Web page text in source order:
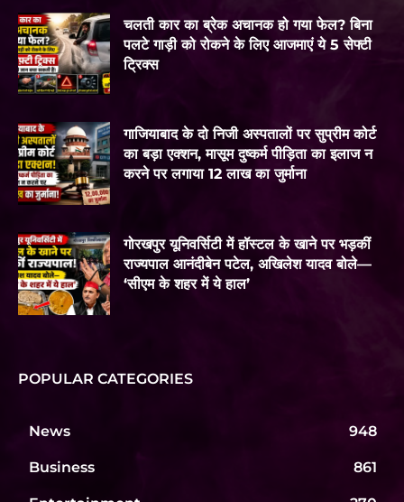
चलती कार का ब्रेक अचानक हो गया फेल? बिना
पलटे गाड़ी को रोकने के लिए आजमाएं ये 5 सेफ्टी
ट्रिक्स
गाजियाबाद के दो निजी अस्पतालों पर सुप्रीम कोर्ट
का बड़ा एक्शन, मासूम दुष्कर्म पीड़िता का इलाज न
करने पर लगाया 12 लाख का जुर्माना
गोरखपुर यूनिवर्सिटी में हॉस्टल के खाने पर भड़कीं
राज्यपाल आनंदीबेन पटेल, अखिलेश यादव बोले—
‘सीएम के शहर में ये हाल’
POPULAR CATEGORIES
News 948
Business 861